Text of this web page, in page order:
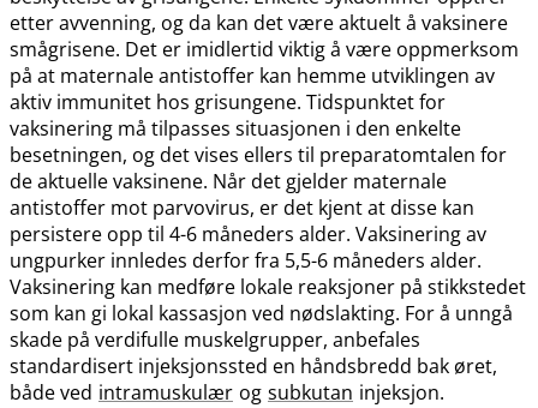
etter avvenning, og da kan det være aktuelt å vaksinere
smågrisene. Det er imidlertid viktig å være oppmerksom
på at maternale antistoffer kan hemme utviklingen av
aktiv immunitet hos grisungene. Tidspunktet for
vaksinering må tilpasses situasjonen i den enkelte
besetningen, og det vises ellers til preparatomtalen for
de aktuelle vaksinene. Når det gjelder maternale
antistoffer mot parvovirus, er det kjent at disse kan
persistere opp til 4-6 måneders alder. Vaksinering av
ungpurker innledes derfor fra 5,5-6 måneders alder.
Vaksinering kan medføre lokale reaksjoner på stikkstedet
som kan gi lokal kassasjon ved nødslakting. For å unngå
skade på verdifulle muskelgrupper, anbefales
standardisert injeksjonssted en håndsbredd bak øret,
både ved intramuskulær og subkutan injeksjon.